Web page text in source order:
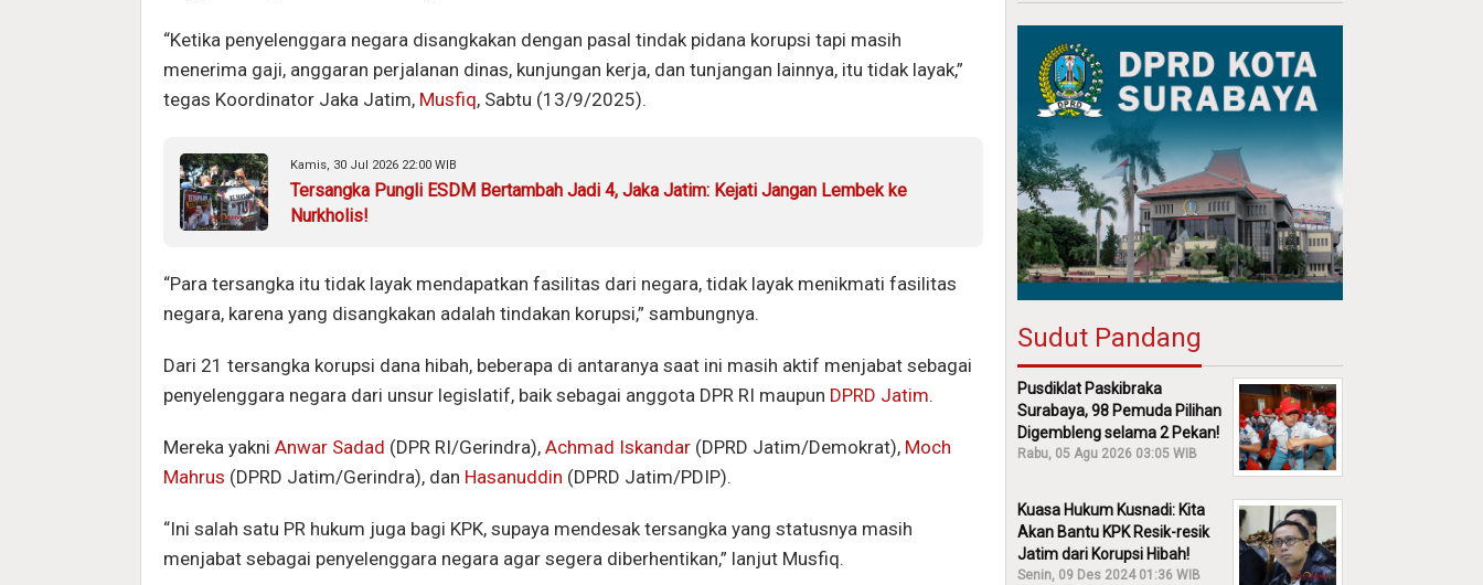
“Ketika penyelenggara negara disangkakan dengan pasal tindak pidana korupsi tapi masih
menerima gaji, anggaran perjalanan dinas, kunjungan kerja, dan tunjangan lainnya, itu tidak layak,”
tegas Koordinator Jaka Jatim, Musfiq, Sabtu (13/9/2025).
Kamis, 30 Jul 2026 22:00 WIB
Tersangka Pungli ESDM Bertambah Jadi 4, Jaka Jatim: Kejati Jangan Lembek ke
Nurkholis!
“Para tersangka itu tidak layak mendapatkan fasilitas dari negara, tidak layak menikmati fasilitas
negara, karena yang disangkakan adalah tindakan korupsi,” sambungnya.
Dari 21 tersangka korupsi dana hibah, beberapa di antaranya saat ini masih aktif menjabat sebagai
penyelenggara negara dari unsur legislatif, baik sebagai anggota DPR RI maupun DPRD Jatim.
Mereka yakni Anwar Sadad (DPR RI/Gerindra), Achmad Iskandar (DPRD Jatim/Demokrat), Moch
Mahrus (DPRD Jatim/Gerindra), dan Hasanuddin (DPRD Jatim/PDIP).
“Ini salah satu PR hukum juga bagi KPK, supaya mendesak tersangka yang statusnya masih
menjabat sebagai penyelenggara negara agar segera diberhentikan,” lanjut Musfiq.
Sudut Pandang
Pusdiklat Paskibraka
Surabaya, 98 Pemuda Pilihan
Digembleng selama 2 Pekan!
Rabu, 05 Agu 2026 03:05 WIB
Kuasa Hukum Kusnadi: Kita
Akan Bantu KPK Resik-resik
Jatim dari Korupsi Hibah!
Senin, 09 Des 2024 01:36 WIB